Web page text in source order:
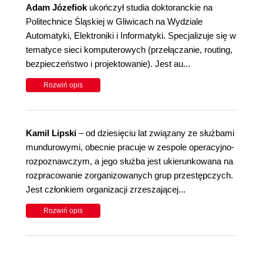
Adam Józefiok ukończył studia doktoranckie na
Politechnice Śląskiej w Gliwicach na Wydziale
Automatyki, Elektroniki i Informatyki. Specjalizuje się w
tematyce sieci komputerowych (przełączanie, routing,
bezpieczeństwo i projektowanie). Jest au...
Rozwiń opis
Kamil Lipski – od dziesięciu lat związany ze służbami
mundurowymi, obecnie pracuje w zespole operacyjno-
rozpoznawczym, a jego służba jest ukierunkowana na
rozpracowanie zorganizowanych grup przestępczych.
Jest członkiem organizacji zrzeszającej...
Rozwiń opis